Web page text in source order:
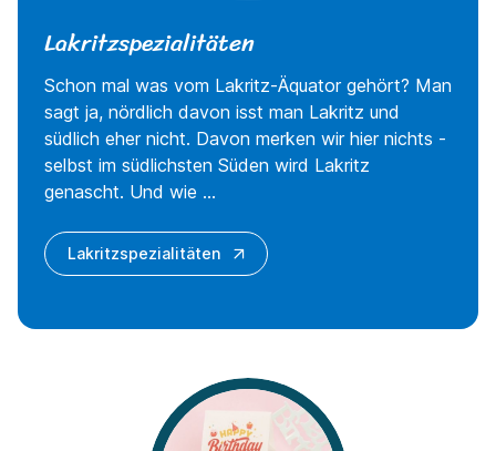
Lakritzspezialitäten
Schon mal was vom Lakritz-Äquator gehört? Man
sagt ja, nördlich davon isst man Lakritz und
südlich eher nicht. Davon merken wir hier nichts -
selbst im südlichsten Süden wird Lakritz
genascht. Und wie ...
Lakritzspezialitäten